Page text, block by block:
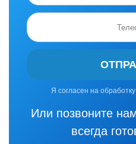
Я согласен на
Или позвоните
всегда